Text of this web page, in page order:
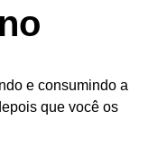
e consumindo a
que você os